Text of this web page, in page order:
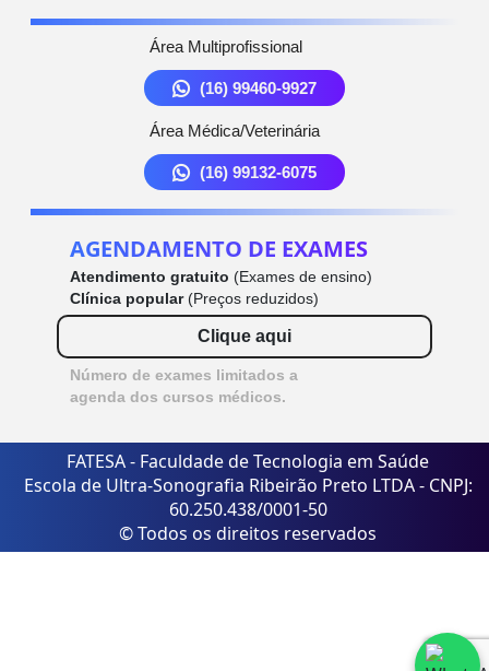
Área Multiprofissional
(16) 99460-9927
Área Médica/Veterinária
(16) 99132-6075
AGENDAMENTO DE EXAMES
Atendimento gratuito (Exames de ensino)
Clínica popular(Preços reduzidos)
Clique aqui
Número de exames limitados a
agenda dos cursos médicos.
FATESA - Faculdade de Tecnologia em Saúde
Escola de Ultra-Sonografia Ribeirão Preto LTDA - CNPJ:
60.250.438/0001-50
© Todos os direitos reservados